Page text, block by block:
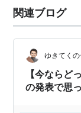
関連ブログ
ゆきてく
【今なら
の発表で思